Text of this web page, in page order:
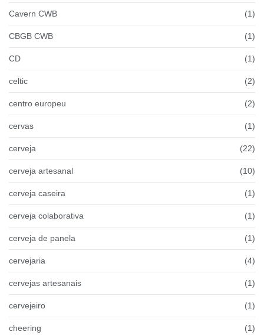
Cavern CWB (1)
CBGB CWB (1)
CD (1)
celtic (2)
centro europeu (2)
cervas (1)
cerveja (22)
cerveja artesanal (10)
cerveja caseira (1)
cerveja colaborativa (1)
cerveja de panela (1)
cervejaria (4)
cervejas artesanais (1)
cervejeiro (1)
cheering (1)